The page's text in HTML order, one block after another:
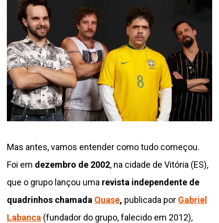
Mas antes, vamos entender como tudo começou.
Foi em dezembro de 2002, na cidade de Vitória (ES),
que o grupo lançou uma revista independente de
quadrinhos chamada Quase, publicada por Gabriel
Labanca (fundador do grupo, falecido em 2012),